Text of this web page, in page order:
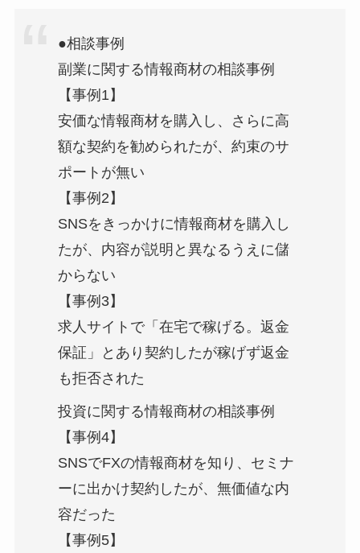
●相談事例
副業に関する情報商材の相談事例
【事例1】
安価な情報商材を購入し、さらに高
額な契約を勧められたが、約束のサ
ポートが無い
【事例2】
SNSをきっかけに情報商材を購入し
たが、内容が説明と異なるうえに儲
からない
【事例3】
求人サイトで「在宅で稼げる。返金
保証」とあり契約したが稼げず返金
も拒否された
投資に関する情報商材の相談事例
【事例4】
SNSでFXの情報商材を知り、セミナ
ーに出かけ契約したが、無価値な内
容だった
【事例5】